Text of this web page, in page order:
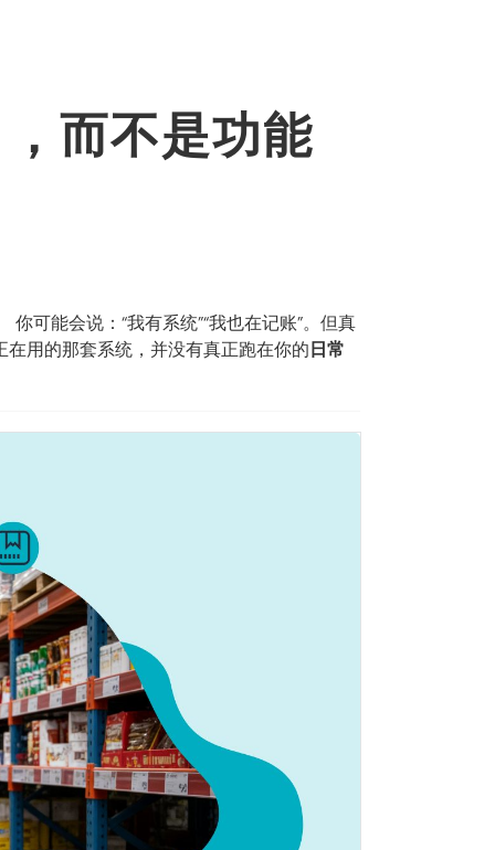
而不是功能
可能会说：“我有系统”“我也在记账”。但真
用的那套系统，并没有真正跑在你的日常